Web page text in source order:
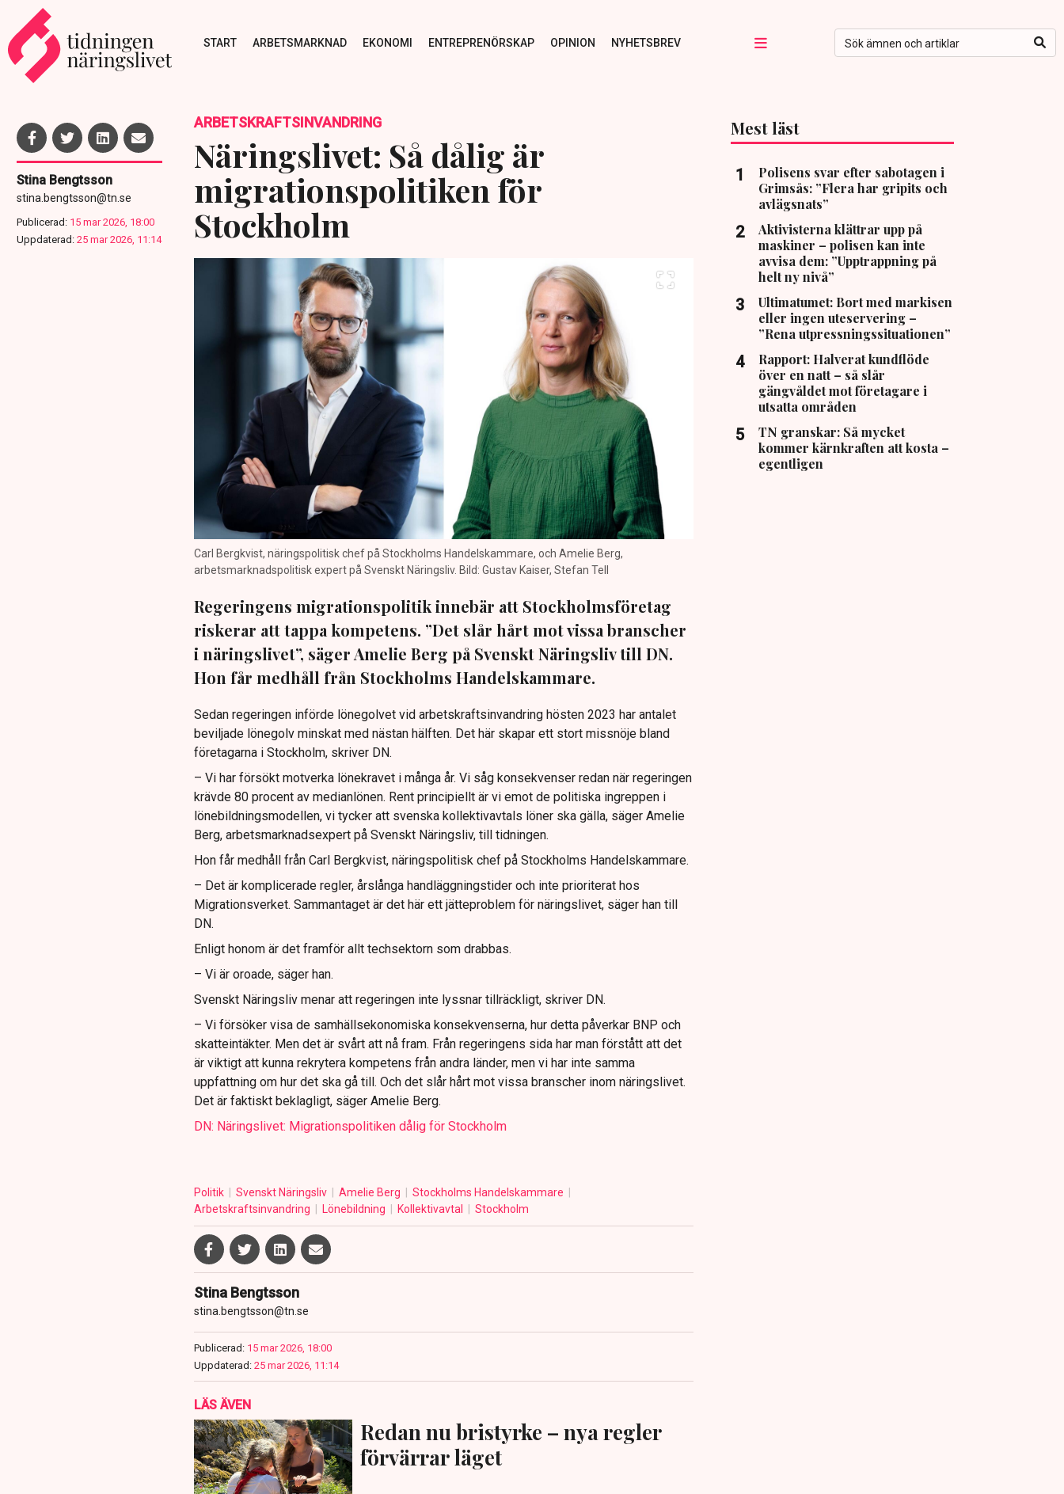
START ARBETSMARKNAD EKONOMI ENTREPRENÖRSKAP OPINION NYHETSBREV
Stina Bengtsson
stina.bengtsson@tn.se
Publicerad: 15 mar 2026, 18:00
Uppdaterad: 25 mar 2026, 11:14
ARBETSKRAFTSINVANDRING
Näringslivet: Så dålig är
migrationspolitiken för
Stockholm
Carl Bergkvist, näringspolitisk chef på Stockholms Handelskammare, och Amelie Berg,
arbetsmarknadspolitisk expert på Svenskt Näringsliv. Bild: Gustav Kaiser, Stefan Tell
Regeringens migrationspolitik innebär att Stockholmsföretag
riskerar att tappa kompetens. ”Det slår hårt mot vissa branscher
i näringslivet”, säger Amelie Berg på Svenskt Näringsliv till DN.
Hon får medhåll från Stockholms Handelskammare.
Sedan regeringen införde lönegolvet vid arbetskraftsinvandring hösten 2023 har antalet
beviljade lönegolv minskat med nästan hälften. Det här skapar ett stort missnöje bland
företagarna i Stockholm, skriver DN.
– Vi har försökt motverka lönekravet i många år. Vi såg konsekvenser redan när regeringen
krävde 80 procent av medianlönen. Rent principiellt är vi emot de politiska ingreppen i
lönebildningsmodellen, vi tycker att svenska kollektivavtals löner ska gälla, säger Amelie
Berg, arbetsmarknadsexpert på Svenskt Näringsliv, till tidningen.
Hon får medhåll från Carl Bergkvist, näringspolitisk chef på Stockholms Handelskammare.
– Det är komplicerade regler, årslånga handläggningstider och inte prioriterat hos
Migrationsverket. Sammantaget är det här ett jätteproblem för näringslivet, säger han till
DN.
Enligt honom är det framför allt techsektorn som drabbas.
– Vi är oroade, säger han.
Svenskt Näringsliv menar att regeringen inte lyssnar tillräckligt, skriver DN.
– Vi försöker visa de samhällsekonomiska konsekvenserna, hur detta påverkar BNP och
skatteintäkter. Men det är svårt att nå fram. Från regeringens sida har man förstått att det
är viktigt att kunna rekrytera kompetens från andra länder, men vi har inte samma
uppfattning om hur det ska gå till. Och det slår hårt mot vissa branscher inom näringslivet.
Det är faktiskt beklagligt, säger Amelie Berg.
DN: Näringslivet: Migrationspolitiken dålig för Stockholm
Politik Svenskt Näringsliv Amelie Berg
Stockholms Handelskammare
Arbetskraftsinvandring
Lönebildning Kollektivavtal Stockholm
Stina Bengtsson
stina.bengtsson@tn.se
Publicerad: 15 mar 2026, 18:00
Uppdaterad: 25 mar 2026, 11:14
LÄS ÄVEN
Redan nu bristyrke – nya regler
förvärrar läget
Mest läst
Polisens svar efter sabotagen i
Grimsås: ”Flera har gripits och
avlägsnats”
Aktivisterna klättrar upp på
maskiner – polisen kan inte
avvisa dem: ”Upptrappning på
helt ny nivå”
Ultimatumet: Bort med markisen
eller ingen uteservering –
”Rena utpressningssituationen”
Rapport: Halverat kundflöde
över en natt – så slår
gängvåldet mot företagare i
utsatta områden
TN granskar: Så mycket
kommer kärnkraften att kosta –
egentligen